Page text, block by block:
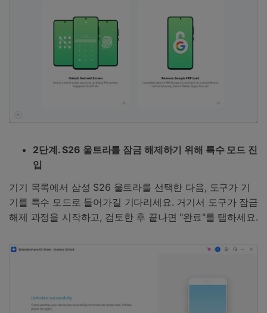
2단계. S26 울트라를 잠금 해제하기 위해 특수 모드 진
입
기기 목록에서 삼성 S26 울트라를 선택한 다음, 도구가 기
기를 특수 모드로 들어가길 기다리세요. 거기서 도구가 잠금
해제 과정을 시작하고, 검토한 후 끝나면 "완료"를 탭하세요.